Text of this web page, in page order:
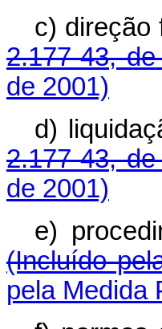
c)
2.177-43,
de 2001)
d)
2.177-43,
de 2001)
e)
(Incluído
pela Medida